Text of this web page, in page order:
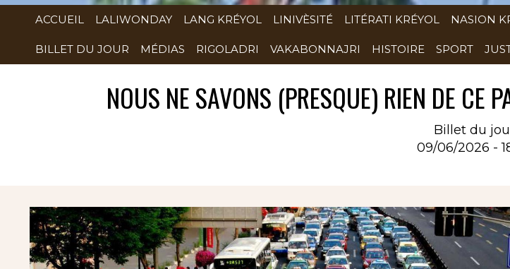
ACCUEIL LALIWONDAY LANG KRÉYOL LINIVÈSITÉ LITÉRATI KRÉYOL NASION
BILLET DU JOUR MÉDIAS RIGOLADRI VAKABONNAJRI HISTOIRE SPORT
NOUS NE SAVONS (PRESQUE) RIEN DE CE
Billet du
09/06/2026 -